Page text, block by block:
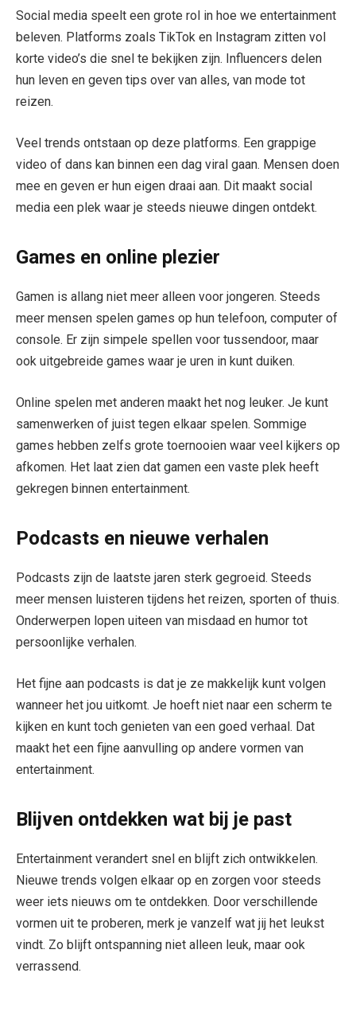
Social media speelt een grote rol in hoe we entertainment
beleven. Platforms zoals TikTok en Instagram zitten vol
korte video’s die snel te bekijken zijn. Influencers delen
hun leven en geven tips over van alles, van mode tot
reizen.
Veel trends ontstaan op deze platforms. Een grappige
video of dans kan binnen een dag viral gaan. Mensen doen
mee en geven er hun eigen draai aan. Dit maakt social
media een plek waar je steeds nieuwe dingen ontdekt.
Games en online plezier
Gamen is allang niet meer alleen voor jongeren. Steeds
meer mensen spelen games op hun telefoon, computer of
console. Er zijn simpele spellen voor tussendoor, maar
ook uitgebreide games waar je uren in kunt duiken.
Online spelen met anderen maakt het nog leuker. Je kunt
samenwerken of juist tegen elkaar spelen. Sommige
games hebben zelfs grote toernooien waar veel kijkers op
afkomen. Het laat zien dat gamen een vaste plek heeft
gekregen binnen entertainment.
Podcasts en nieuwe verhalen
Podcasts zijn de laatste jaren sterk gegroeid. Steeds
meer mensen luisteren tijdens het reizen, sporten of thuis.
Onderwerpen lopen uiteen van misdaad en humor tot
persoonlijke verhalen.
Het fijne aan podcasts is dat je ze makkelijk kunt volgen
wanneer het jou uitkomt. Je hoeft niet naar een scherm te
kijken en kunt toch genieten van een goed verhaal. Dat
maakt het een fijne aanvulling op andere vormen van
entertainment.
Blijven ontdekken wat bij je past
Entertainment verandert snel en blijft zich ontwikkelen.
Nieuwe trends volgen elkaar op en zorgen voor steeds
weer iets nieuws om te ontdekken. Door verschillende
vormen uit te proberen, merk je vanzelf wat jij het leukst
vindt. Zo blijft ontspanning niet alleen leuk, maar ook
verrassend.